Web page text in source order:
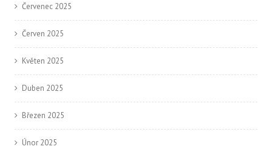
Červenec 2025
Červen 2025
Květen 2025
Duben 2025
Březen 2025
Únor 2025